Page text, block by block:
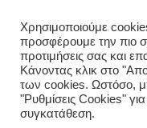
Χρησιμοποιούμε
προσφέρουμε την πιο
προτιμήσεις σας και
Κάνοντας κλικ στο
των cookies. Ωστόσο,
"Ρυθμίσεις Cookies"
συγκατάθεση.